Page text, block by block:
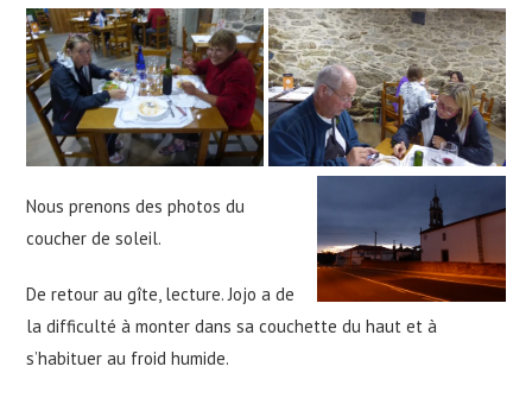
Nous prenons des photos du
coucher de soleil.
De retour au gîte, lecture. Jojo a de
la difficulté à monter dans sa couchette du haut et à
s’habituer au froid humide.